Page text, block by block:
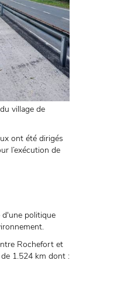
village de
ont été dirigés
l’exécution de
d'une politique
Rochefort et
1.524 km dont :